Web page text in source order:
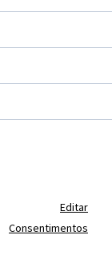
Editar
Consentimentos